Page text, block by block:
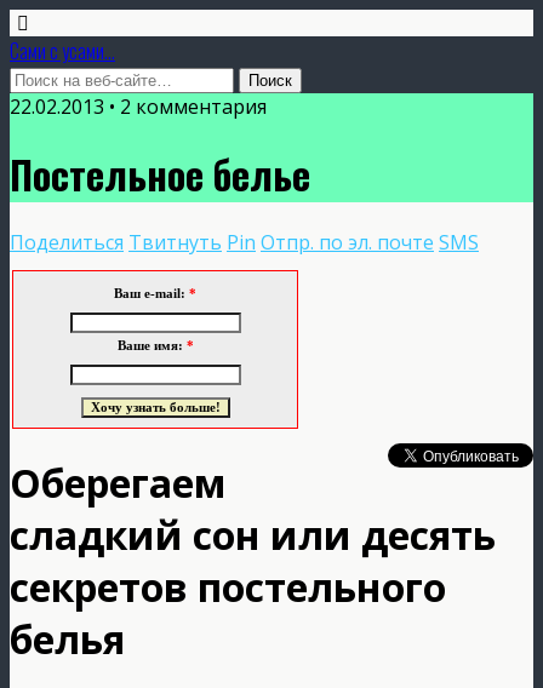
Сами с усами...
22.02.2013 • 2 комментария
Постельное белье
Поделиться Твитнуть Pin Отпр. по эл. почте SMS
Ваш e-mail: *
Ваше имя: *
Оберегаем
сладкий сон или десять
секретов постельного
белья